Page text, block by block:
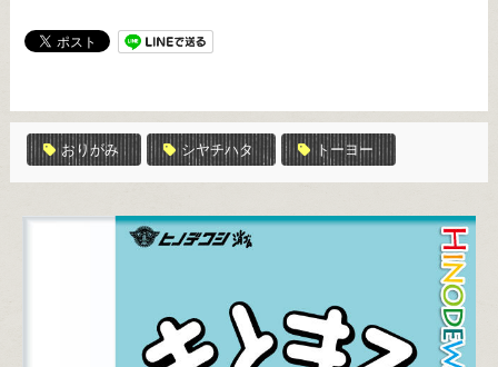
おりがみ シヤチハタ トーヨー